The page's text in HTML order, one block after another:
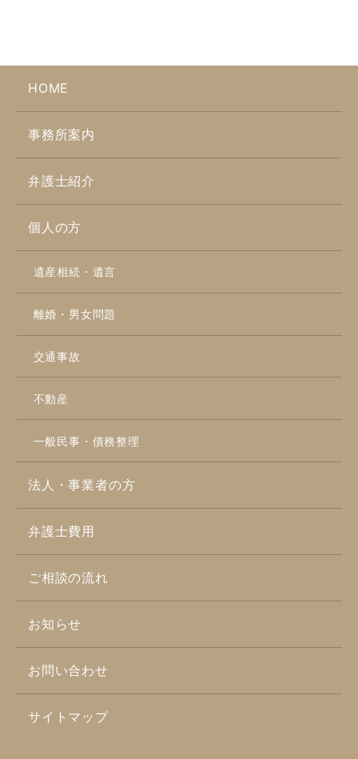
HOME
事務所案内
弁護士紹介
個人の方
遺産相続・遺言
離婚・男女問題
交通事故
不動産
一般民事・債務整理
法人・事業者の方
弁護士費用
ご相談の流れ
お知らせ
お問い合わせ
サイトマップ